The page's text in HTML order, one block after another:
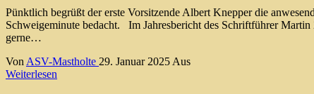
Pünktlich begrüßt der erste Vorsitzende Albert Knepper die
Schweigeminute bedacht. Im Jahresbericht des Schriftführer
gerne…
Von ASV-Mastholte 29. Januar 2025 Aus
Weiterlesen